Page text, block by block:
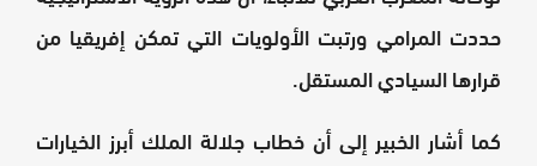
حددت المرامي ورتبت الأولويات التي تمكن إفريقيا من
قرارها السيادي المستقل.
كما أشار الخبير إلى أن خطاب جلالة الملك أبرز الخيارات